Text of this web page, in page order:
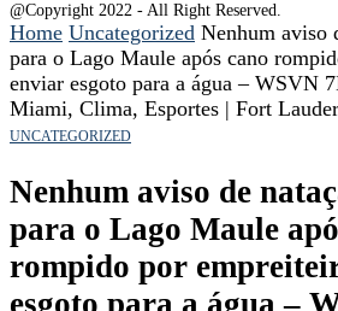
@Copyright 2022 - All Right Reserved.
Home Uncategorized Nenhum aviso
para o Lago Maule após cano
enviar esgoto para a água – WSVN
Miami, Clima, Esportes | Fort
UNCATEGORIZED
Nenhum aviso de
para o Lago Maule
rompido por